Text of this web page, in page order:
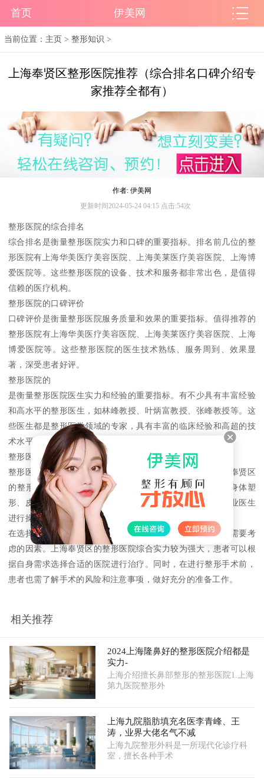
首页 伊美网
当前位置： 主页 >整形知识 >
上海奉贤区整形医院推荐（综合排名口碑介绍专
家推荐全都有）
作者: 伊美网
更新时间2024-05-24 04:15 点击:54次
整形医院的综合排名
综合排名是衡量整形医院实力和口碑的重要指标。排名前几位的整
形医院有上海华美医疗美容医院、上海美莱医疗美容医院、上海博
爱医院等。这些整形医院的设备、技术和服务都非常出色，是值得
信赖的医疗机构。
整形医院的口碑评价
口碑评价是衡量整形医院服务质量和效果的重要指标。值得推荐的
整形医院有上海华美医疗美容医院、上海美莱医疗美容医院、上海
博爱医院等。这些整形医院的医生技术熟练、服务周到、效果显
著，深受患者好评。
整形医院的
是衡量整形医院医生实力和经验的重要指标。有不少具有丰富经验
和高水平的整形医生，如林峰教授、叶炳富教授、张峰教授等。这
些医生都是整形医学领域的专家，具有丰富的临床经验和高超的技
术水平，是患者值得信任的医生。
整形医院的服务项目
整形医院的服务项目也是患者选择医院的重要因素。在上海奉贤区
的整形医院中，提供的服务项目非常丰富，如面部整形、身体塑
形、皮肤美容、激光美容、微整形等。这些服务项目均由专业医生
进行操作，能够满足不同患者的需求。
在选择整形医院时，综合排名、口碑评价、和服务项目都是需要考
虑的因素。上海奉贤区的整形医院综合实力较为强大，患者可以根
据自身需求选择合适的医院进行治疗。同时，在进行整形手术前，
患者也需了解手术的风险和注意事项，做好充分的准备工作。
相关推荐
2024上海隆鼻好的整形医院介绍都是
实力-
上海介绍擅长鼻部整形的整形医院1.上海
第九医院整形外
上海九院脂肪填充名医李青峰、王
涛，业界大佬名气不减
上海九院整形外科是一所现代化诊疗科
室，擅长各种手术